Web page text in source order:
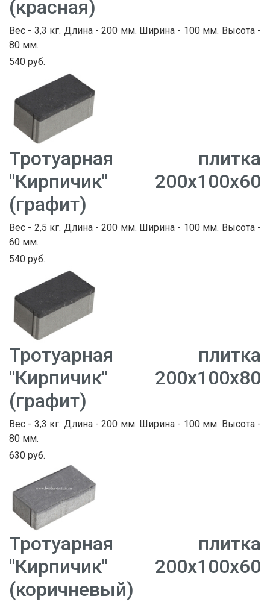
(красная)
Вес - 3,3 кг. Длина - 200 мм. Ширина - 100 мм. Высота -
80 мм.
540 руб.
Тротуарная плитка
"Кирпичик" 200х100х60
(графит)
Вес - 2,5 кг. Длина - 200 мм. Ширина - 100 мм. Высота -
60 мм.
540 руб.
Тротуарная плитка
"Кирпичик" 200х100х80
(графит)
Вес - 3,3 кг. Длина - 200 мм. Ширина - 100 мм. Высота -
80 мм.
630 руб.
Тротуарная плитка
"Кирпичик" 200х100х60
(коричневый)